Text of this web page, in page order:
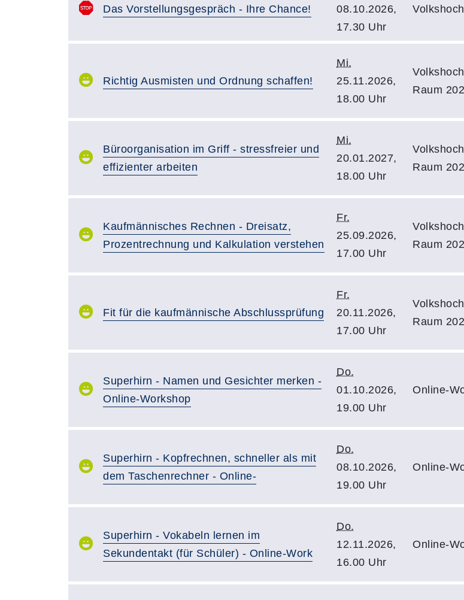
Das Vorstellungsgespräch - Ihre Chance!
08.10.2026,
17.30 Uhr
Richtig Ausmisten und Ordnung schaffen!
Mi.
25.11.2026,
18.00 Uhr
Raum 202
Büroorganisation im Griff - stressfreier und
effizienter arbeiten
Mi.
20.01.2027,
18.00 Uhr
Raum 202
Kaufmännisches Rechnen - Dreisatz,
Prozentrechnung und Kalkulation verstehen
Fr.
25.09.2026,
17.00 Uhr
Raum 202
Fit für die kaufmännische Abschlussprüfung
Fr.
20.11.2026,
17.00 Uhr
Raum 202
Superhirn - Namen und Gesichter merken -
Online-Workshop
Do.
01.10.2026,
19.00 Uhr
Online-
Superhirn - Kopfrechnen, schneller als mit
dem Taschenrechner - Online-
Do.
08.10.2026,
19.00 Uhr
Online-
Superhirn - Vokabeln lernen im
Sekundentakt (für Schüler) - Online-Work
Do.
12.11.2026,
16.00 Uhr
Online-